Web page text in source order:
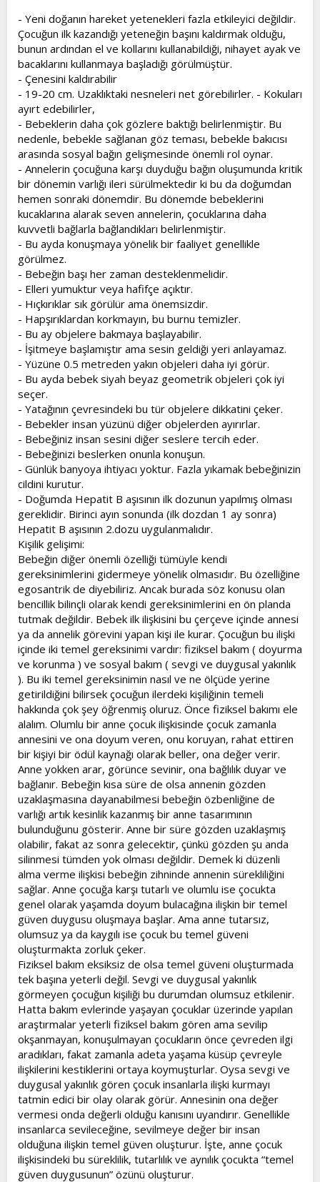
a
n
h
i
- Yeni doğanın hareket yetenekleri fazla etkileyici değildir.
Çocuğun ilk kazandığı yeteneğin başını kaldırmak olduğu,
bunun ardından el ve kollarını kullanabildiği, nihayet ayak ve
bacaklarını kullanmaya başladığı görülmüştür.
- Çenesini kaldırabilir
- 19-20 cm. Uzaklıktaki nesneleri net görebilirler. - Kokuları
ayırt edebilirler,
- Bebeklerin daha çok gözlere baktığı belirlenmiştir. Bu
nedenle, bebekle sağlanan göz teması, bebekle bakıcısı
arasında sosyal bağın gelişmesinde önemli rol oynar.
- Annelerin çocuğuna karşı duyduğu bağın oluşumunda kritik
bir dönemin varlığı ileri sürülmektedir ki bu da doğumdan
hemen sonraki dönemdir. Bu dönemde bebeklerini
kucaklarına alarak seven annelerin, çocuklarına daha
kuvvetli bağlarla bağlandıkları belirlenmiştir.
- Bu ayda konuşmaya yönelik bir faaliyet genellikle
görülmez.
- Bebeğin başı her zaman desteklenmelidir.
- Elleri yumuktur veya hafifçe açıktır.
- Hıçkırıklar sık görülür ama önemsizdir.
- Hapşırıklardan korkmayın, bu burnu temizler.
- Bu ay objelere bakmaya başlayabilir.
- İşitmeye başlamıştır ama sesin geldiği yeri anlayamaz.
- Yüzüne 0.5 metreden yakın objeleri daha iyi görür.
- Bu ayda bebek siyah beyaz geometrik objeleri çok iyi
seçer.
- Yatağının çevresindeki bu tür objelere dikkatini çeker.
- Bebekler insan yüzünü diğer objelerden ayırırlar.
- Bebeğiniz insan sesini diğer seslere tercih eder.
- Bebeğinizi beslerken onunla konuşun.
- Günlük banyoya ihtiyacı yoktur. Fazla yıkamak bebeğinizin
cildini kurutur.
- Doğumda Hepatit B aşısının ilk dozunun yapılmış olması
gereklidir. Birinci ayın sonunda (ilk dozdan 1 ay sonra)
Hepatit B aşısının 2.dozu uygulanmalıdır.
Kişilik gelişimi:
Bebeğin diğer önemli özelliği tümüyle kendi
gereksinimlerini gidermeye yönelik olmasıdır. Bu özelliğine
egosantrik de diyebiliriz. Ancak burada söz konusu olan
bencillik bilinçli olarak kendi gereksinimlerini en ön planda
tutmak değildir. Bebek ilk ilişkisini bu çerçeve içinde annesi
ya da annelik görevini yapan kişi ile kurar. Çocuğun bu ilişki
içinde iki temel gereksinimi vardır: fiziksel bakım ( doyurma
ve korunma ) ve sosyal bakım ( sevgi ve duygusal yakınlık
). Bu iki temel gereksinimin nasıl ve ne ölçüde yerine
getirildiğini bilirsek çocuğun ilerdeki kişiliğinin temeli
hakkında çok şey öğrenmiş oluruz. Önce fiziksel bakımı ele
alalım. Olumlu bir anne çocuk ilişkisinde çocuk zamanla
annesini ve ona doyum veren, onu koruyan, rahat ettiren
bir kişiyi bir ödül kaynağı olarak beller, ona değer verir.
Anne yokken arar, görünce sevinir, ona bağlılık duyar ve
bağlanır. Bebeğin kısa süre de olsa annenin gözden
uzaklaşmasına dayanabilmesi bebeğin özbenliğine de
varlığı artık kesinlik kazanmış bir anne tasarımının
bulunduğunu gösterir. Anne bir süre gözden uzaklaşmış
olabilir, fakat az sonra gelecektir, çünkü gözden şu anda
silinmesi tümden yok olması değildir. Demek ki düzenli
alma verme ilişkisi bebeğin zihninde annenin sürekliliğini
sağlar. Anne çocuğa karşı tutarlı ve olumlu ise çocukta
genel olarak yaşamda doyum bulacağına ilişkin bir temel
güven duygusu oluşmaya başlar. Ama anne tutarsız,
olumsuz ya da kaygılı ise çocuk bu temel güveni
oluşturmakta zorluk çeker.
Fiziksel bakım eksiksiz de olsa temel güveni oluşturmada
tek başına yeterli değil. Sevgi ve duygusal yakınlık
görmeyen çocuğun kişiliği bu durumdan olumsuz etkilenir.
Hatta bakım evlerinde yaşayan çocuklar üzerinde yapılan
araştırmalar yeterli fiziksel bakım gören ama sevilip
okşanmayan, konuşulmayan çocukların önce çevreden ilgi
aradıkları, fakat zamanla adeta yaşama küsüp çevreyle
ilişkilerini kestiklerini ortaya koymuşturlar. Oysa sevgi ve
duygusal yakınlık gören çocuk insanlarla ilişki kurmayı
tatmin edici bir olay olarak görür. Annesinin ona değer
vermesi onda değerli olduğu kanısını uyandırır. Genellikle
insanlarca sevileceğine, sevilmeye değer bir insan
olduğuna ilişkin temel güven oluşturur. İşte, anne çocuk
ilişkisindeki bu süreklilik, tutarlılık ve aynılık çocukta “temel
güven duygusunun” özünü oluşturur.